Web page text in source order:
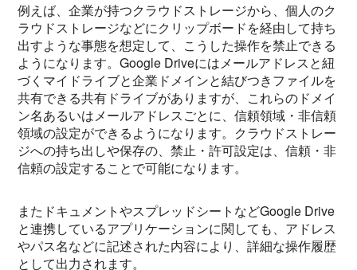
例えば、企業が持つクラウドストレージから、個人のク
ラウドストレージなどにクリップボードを経由して持ち
出すような事態を想定して、こうした操作を禁止できる
ようになります。Google Driveにはメールアドレスと紐
づくマイドライブと企業ドメインと結びつきファイルを
共有できる共有ドライブがありますが、これらのドメイ
ン名あるいはメールアドレスごとに、信頼領域・非信頼
領域の設定ができるようになります。クラウドストレー
ジへの持ち出しや保存の、禁止・許可設定は、信頼・非
信頼の設定することで可能になります。
またドキュメントやスプレッドシートなどGoogle Drive
と連携しているアプリケーションに関しても、アドレス
やパス名などに記述された内容により、詳細な操作履歴
として出力されます。